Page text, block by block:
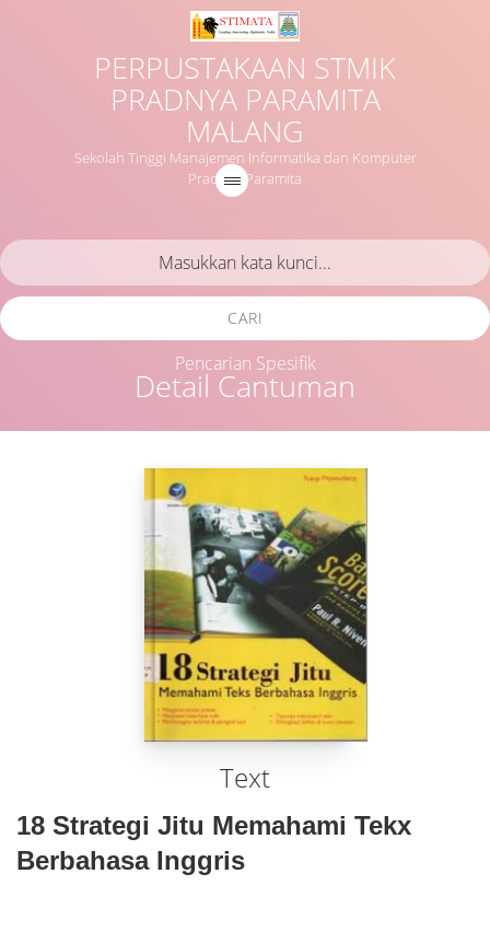
PERPUSTAKAAN STMIK
PRADNYA PARAMITA
MALANG
Sekolah Tinggi Manajemen Informatika dan Komputer
Pradnya Paramita
Detail Cantuman
CARI
Pencarian Spesifik
Text
18 Strategi Jitu Memahami Tekx
Berbahasa Inggris